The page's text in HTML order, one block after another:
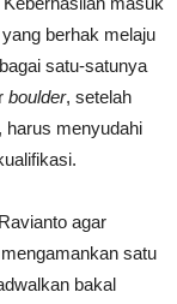
berhak melaju
satu-satunya
boulder, setelah
harus menyudahi
agar
satu
bakal